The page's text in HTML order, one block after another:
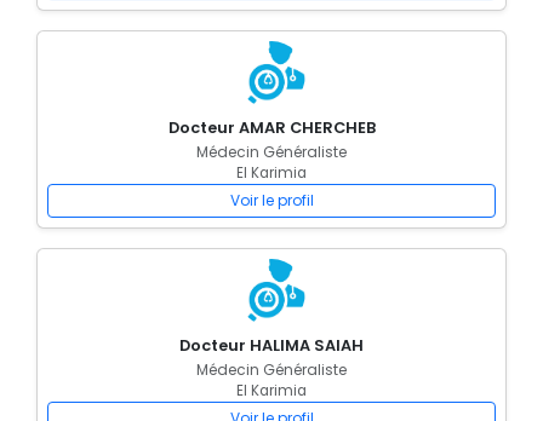
Docteur AMAR CHERCHEB
Médecin Généraliste
El Karimia
Voir le profil
Docteur HALIMA SAIAH
Médecin Généraliste
El Karimia